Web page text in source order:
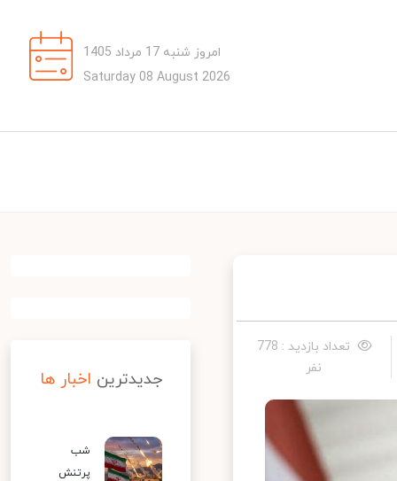
امروز شنبه 17 مرداد 1405
Saturday 08 August 2026
تعداد بازدید : 778
نفر
جدیدترین اخبار ها
شب
پرتنش